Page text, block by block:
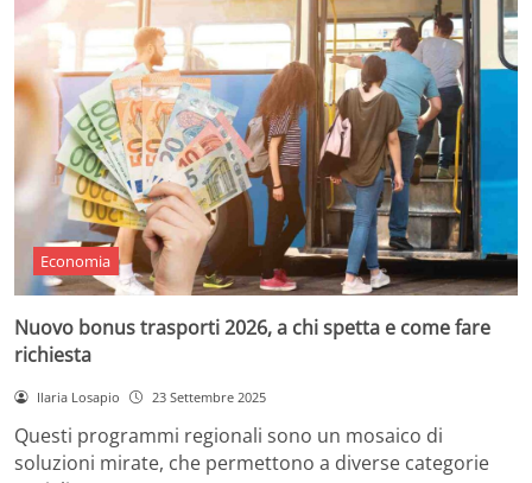
Economia
Nuovo bonus trasporti 2026, a chi spetta e come fare
richiesta
Ilaria Losapio 23 Settembre 2025
Questi programmi regionali sono un mosaico di
soluzioni mirate, che permettono a diverse categorie